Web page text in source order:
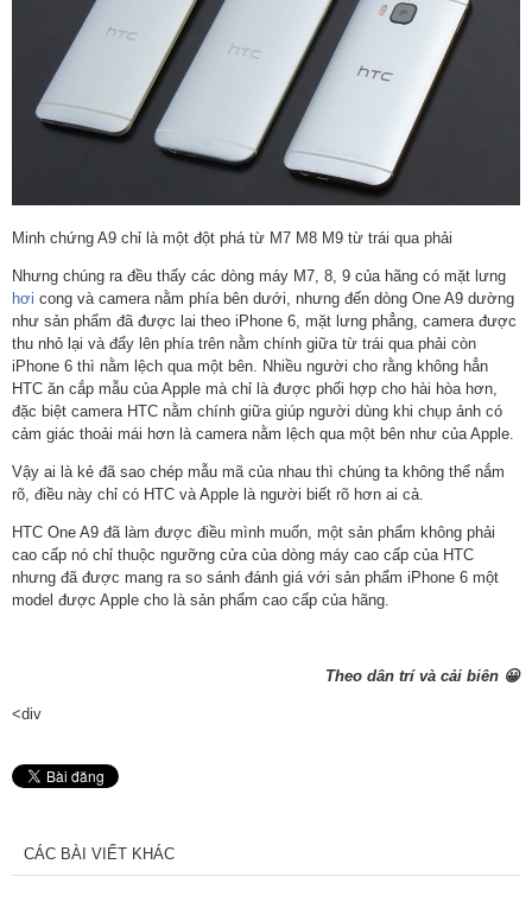
Minh chứng A9 chỉ là một đột phá từ M7 M8 M9 từ trái qua phải
Nhưng chúng ra đều thấy các dòng máy M7, 8, 9 của hãng có mặt lưng
hơi cong và camera nằm phía bên dưới, nhưng đến dòng One A9 dường
như sản phẩm đã được lai theo iPhone 6, mặt lưng phẳng, camera được
thu nhỏ lại và đẩy lên phía trên nằm chính giữa từ trái qua phải còn
iPhone 6 thì nằm lệch qua một bên. Nhiều người cho rằng không hẳn
HTC ăn cắp mẫu của Apple mà chỉ là được phối hợp cho hài hòa hơn,
đặc biệt camera HTC nằm chính giữa giúp người dùng khi chụp ảnh có
cảm giác thoải mái hơn là camera nằm lệch qua một bên như của Apple.
Vậy ai là kẻ đã sao chép mẫu mã của nhau thì chúng ta không thể nắm
rõ, điều này chỉ có HTC và Apple là người biết rõ hơn ai cả.
HTC One A9 đã làm được điều mình muốn, một sản phẩm không phải
cao cấp nó chỉ thuộc ngưỡng cửa của dòng máy cao cấp của HTC
nhưng đã được mang ra so sánh đánh giá với sản phẩm iPhone 6 một
model được Apple cho là sản phẩm cao cấp của hãng.
Theo dân trí và cải biên 😀
<div
CÁC BÀI VIẾT KHÁC